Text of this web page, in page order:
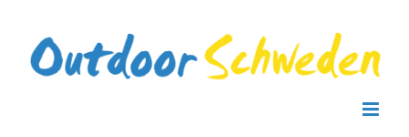
content